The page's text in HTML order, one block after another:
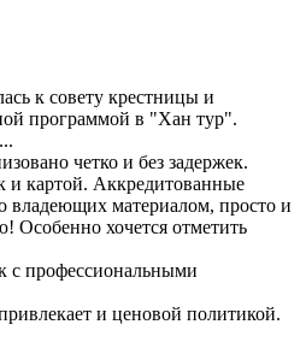
к совету крестницы и
программой в "Хан тур".
четко и без задержек.
и картой. Аккредитованные
владеющих материалом, просто и
Особенно хочется отметить
с профессиональными
и ценовой политикой.